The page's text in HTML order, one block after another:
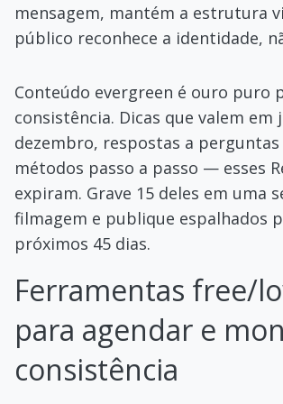
mensagem, mantém a estrutura
público reconhece a identidade,
Conteúdo evergreen é ouro puro
consistência. Dicas que valem em
dezembro, respostas a
métodos passo a passo — esses
expiram. Grave 15 deles em uma
filmagem e publique espalhados
próximos 45 dias.
Ferramentas free/
para agendar e
consistência